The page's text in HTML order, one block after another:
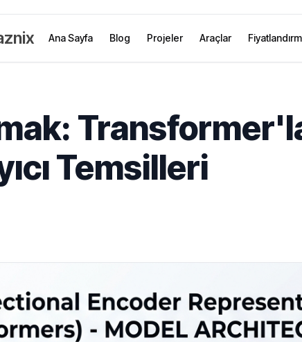
Ana Sayfa Blog Projeler Araçlar
Temsilleri